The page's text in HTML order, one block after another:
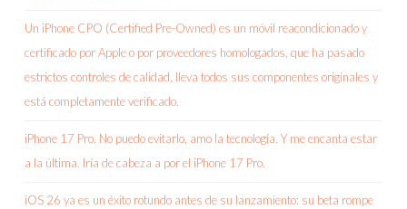
Un iPhone CPO (Certified Pre-Owned) es un móvil reacondicionado y
certificado por Apple o por proveedores homologados, que ha pasado
estrictos controles de calidad, lleva todos sus componentes originales y
está completamente verificado.
iPhone 17 Pro. No puedo evitarlo, amo la tecnología. Y me encanta estar
a la última. Iría de cabeza a por el iPhone 17 Pro.
iOS 26 ya es un éxito rotundo antes de su lanzamiento: su beta rompe